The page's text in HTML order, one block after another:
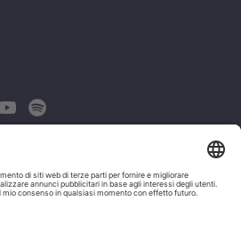
P.IVA 03944860265